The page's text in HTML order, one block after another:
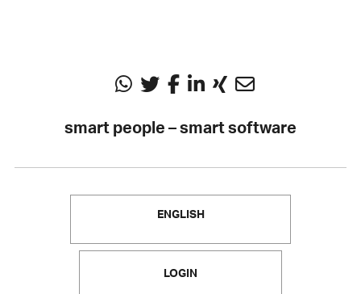
smart people – smart software
ENGLISH
LOGIN